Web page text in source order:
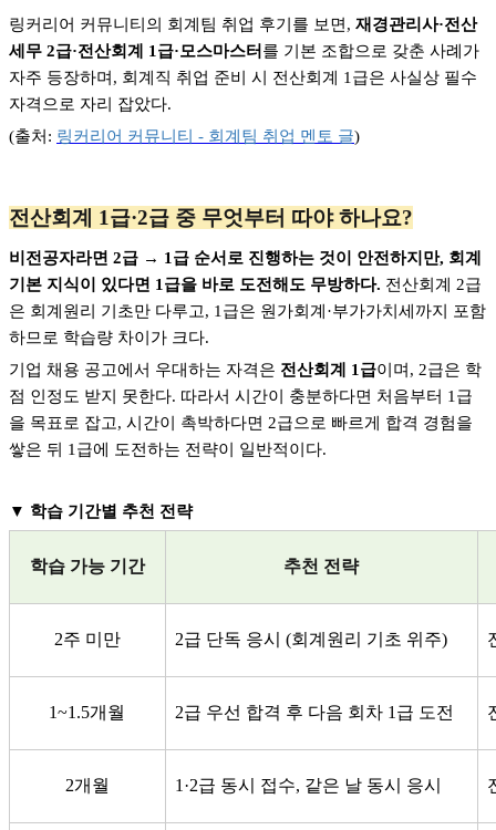
링커리어 커뮤니티의 회계팀 취업 후기를 보면, 재경관리사·전산
세무 2급·전산회계 1급·모스마스터 를 기본 조합으로 갖춘 사례가
자주 등장하며, 회계직 취업 준비 시 전산회계 1급은 사실상 필수
자격으로 자리 잡았다.
(출처: 링커리어 커뮤니티 - 회계팀 취업 멘토 글)
전산회계 1급·2급 중 무엇부터 따야 하나요?
비전공자라면 2급 → 1급 순서로 진행하는 것이 안전하지만, 회계
기본 지식이 있다면 1급을 바로 도전해도 무방하다. 전산회계 2급
은 회계원리 기초만 다루고, 1급은 원가회계·부가가치세까지 포함
하므로 학습량 차이가 크다.
기업 채용 공고에서 우대하는 자격은 전산회계 1급이며, 2급은 학
점 인정도 받지 못한다. 따라서 시간이 충분하다면 처음부터 1급
을 목표로 잡고, 시간이 촉박하다면 2급으로 빠르게 합격 경험을
쌓은 뒤 1급에 도전하는 전략이 일반적이다.
▼ 학습 기간별 추천 전략
학습 가능 기간 추천 전략
2주 미만 2급 단독 응시 (회계원리 기초 위주)
1~1.5개월 2급 우선 합격 후 다음 회차 1급 도전
2개월 1·2급 동시 접수, 같은 날 동시 응시